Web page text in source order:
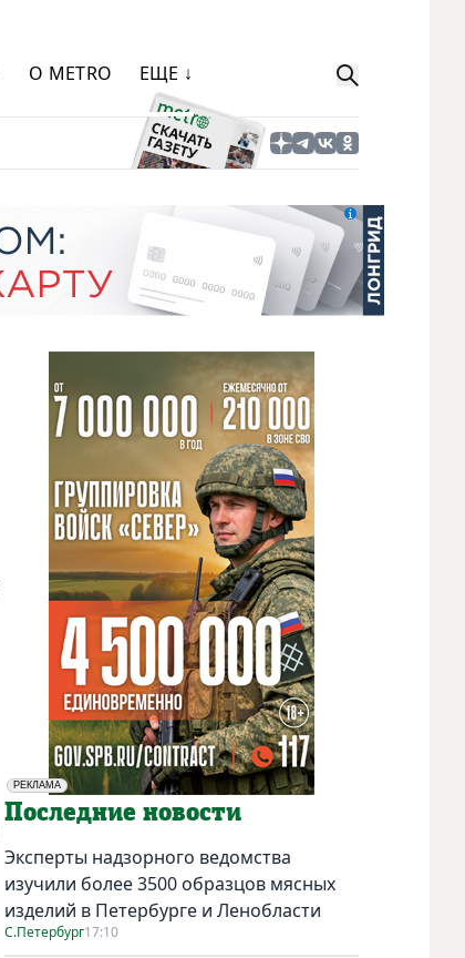
О METRO ЕЩЕ ↓
РЕКЛАМА
Социальная реклама
Последние новости
Эксперты надзорного ведомства
изучили более 3500 образцов мясных
изделий в Петербурге и Ленобласти
С.Петербург17:10